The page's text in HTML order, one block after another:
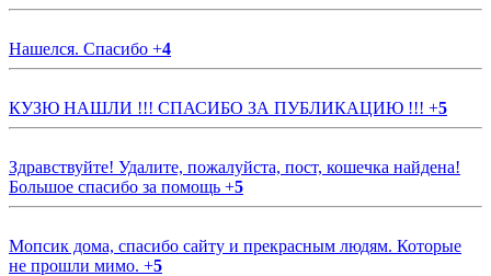
Нашелся. Спасибо +4
КУЗЮ НАШЛИ !!! СПАСИБО ЗА ПУБЛИКАЦИЮ !!! +5
Здравствуйте! Удалите, пожалуйста, пост, кошечка найдена!
Большое спасибо за помощь +5
Мопсик дома, спасибо сайту и прекрасным людям. Которые
не прошли мимо. +5